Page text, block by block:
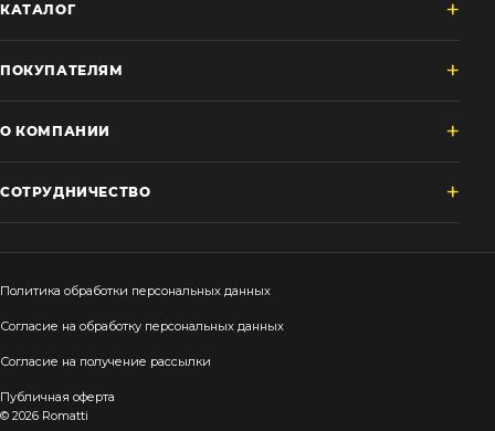
КАТАЛОГ
ПОКУПАТЕЛЯМ
О КОМПАНИИ
СОТРУДНИЧЕСТВО
Политика обработки персональных данных
Согласие на обработку персональных данных
Согласие на получение рассылки
Публичная оферта
© 2026 Romatti